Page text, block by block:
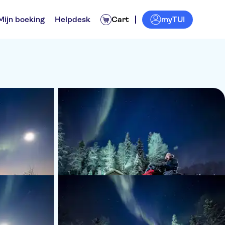
boeking Helpdesk Cart myTUI